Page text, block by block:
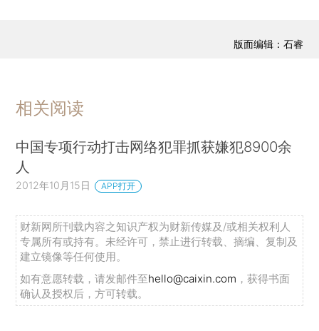
版面编辑：石睿
相关阅读
中国专项行动打击网络犯罪抓获嫌犯8900余
人
2012年10月15日 APP打开
财新网所刊载内容之知识产权为财新传媒及/或相关权利人
专属所有或持有。未经许可，禁止进行转载、摘编、复制及
建立镜像等任何使用。
如有意愿转载，请发邮件至hello@caixin.com ，获得书面
确认及授权后，方可转载。